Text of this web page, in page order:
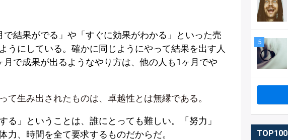
で結果がでる」や「すぐに効果がわかる」といった売
うにしている。確かに 同じようにやって結果を出す人
月で成果が出るようなやり方は、他の人も1ヶ月でや
て生み出されたものは、卓越性とは無縁である。
る」ということは、誰にとっても難しい。「努力」
力、時間を全て要求するものだからだ。
5
TOP100